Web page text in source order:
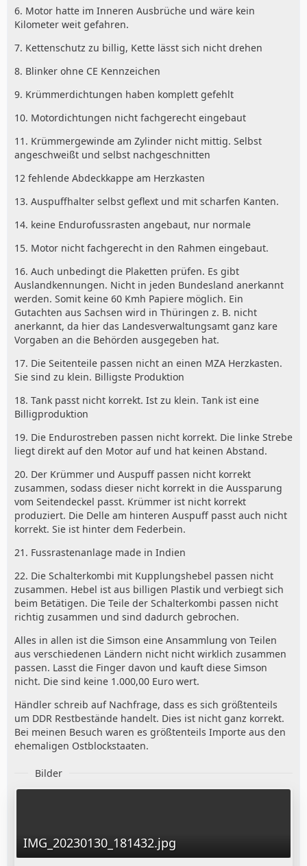
6. Motor hatte im Inneren Ausbrüche und wäre kein
Kilometer weit gefahren.
7. Kettenschutz zu billig, Kette lässt sich nicht drehen
8. Blinker ohne CE Kennzeichen
9. Krümmerdichtungen haben komplett gefehlt
10. Motordichtungen nicht fachgerecht eingebaut
11. Krümmergewinde am Zylinder nicht mittig. Selbst
angeschweißt und selbst nachgeschnitten
12 fehlende Abdeckkappe am Herzkasten
13. Auspuffhalter selbst geflext und mit scharfen Kanten.
14. keine Endurofussrasten angebaut, nur normale
15. Motor nicht fachgerecht in den Rahmen eingebaut.
16. Auch unbedingt die Plaketten prüfen. Es gibt
Auslandkennungen. Nicht in jeden Bundesland anerkannt
werden. Somit keine 60 Kmh Papiere möglich. Ein
Gutachten aus Sachsen wird in Thüringen z. B. nicht
anerkannt, da hier das Landesverwaltungsamt ganz kare
Vorgaben an die Behörden ausgegeben hat.
17. Die Seitenteile passen nicht an einen MZA Herzkasten.
Sie sind zu klein. Billigste Produktion
18. Tank passt nicht korrekt. Ist zu klein. Tank ist eine
Billigproduktion
19. Die Endurostreben passen nicht korrekt. Die linke Strebe
liegt direkt auf den Motor auf und hat keinen Abstand.
20. Der Krümmer und Auspuff passen nicht korrekt
zusammen, sodass dieser nicht korrekt in die Aussparung
vom Seitendeckel passt. Krümmer ist nicht korrekt
produziert. Die Delle am hinteren Auspuff passt auch nicht
korrekt. Sie ist hinter dem Federbein.
21. Fussrastenanlage made in Indien
22. Die Schalterkombi mit Kupplungshebel passen nicht
zusammen. Hebel ist aus billigen Plastik und verbiegt sich
beim Betätigen. Die Teile der Schalterkombi passen nicht
richtig zusammen und sind dadurch gebrochen.
Alles in allen ist die Simson eine Ansammlung von Teilen
aus verschiedenen Ländern nicht nicht wirklich zusammen
passen. Lasst die Finger davon und kauft diese Simson
nicht. Die sind keine 1.000,00 Euro wert.
Händler schreib auf Nachfrage, dass es sich größtenteils
um DDR Restbestände handelt. Dies ist nicht ganz korrekt.
Bei meinen Besuch waren es größtenteils Importe aus den
ehemaligen Ostblockstaaten.
Bilder
IMG_20230130_181432.jpg